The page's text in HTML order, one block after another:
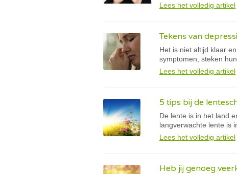
Lees het volledig artikel
Tekens van
Het is niet altijd klaar
symptomen, steken
Lees het volledig artikel
5 tips bij de
De lente is in het land
langverwachte lente is
Lees het volledig artikel
Heb jij genoeg